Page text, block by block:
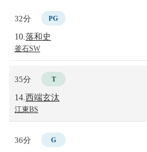
32分 PG
10. 落和史
釜石SW
35分 T
14. 西端玄汰
江東BS
36分 G